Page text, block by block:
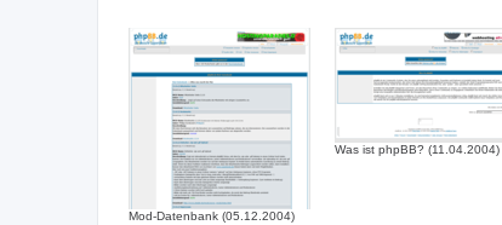
Mod-Datenbank (05.12.2004)
Was ist phpBB? (11.04.2004)